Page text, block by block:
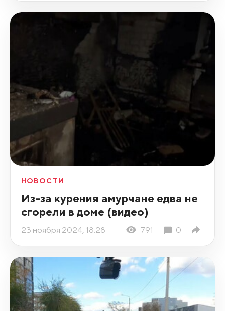
НОВОСТИ
Из-за курения амурчане едва не
сгорели в доме (видео)
23 ноября 2024, 18:28 791 0